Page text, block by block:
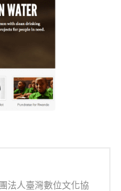
法人臺灣數位文化協